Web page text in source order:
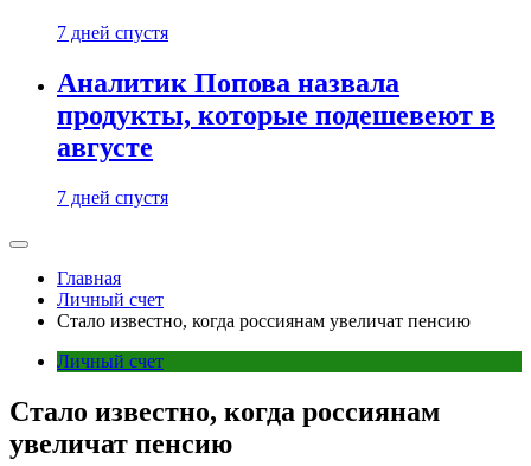
7 дней спустя
Аналитик Попова назвала
продукты, которые подешевеют в
августе
7 дней спустя
Главная
Личный счет
Стало известно, когда россиянам увеличат пенсию
Личный счет
Стало известно, когда россиянам
увеличат пенсию